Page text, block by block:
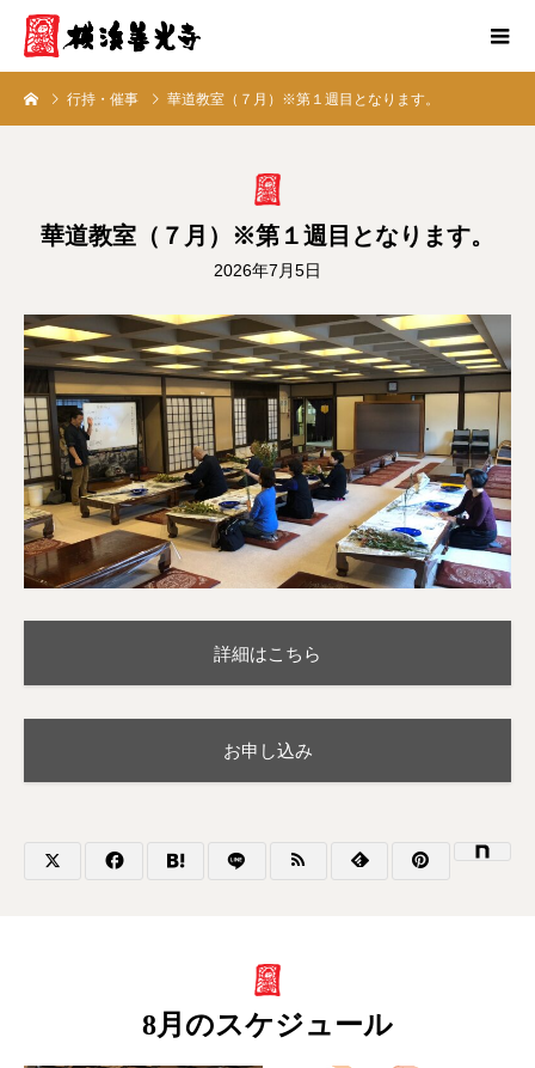
行持・催事 華道教室（７月）※第１週目となります。
華道教室（７月）※第１週目となります。
2026年7月5日
詳細はこちら
お申し込み
8月のスケジュール